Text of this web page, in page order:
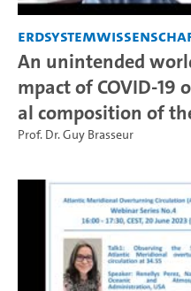
An unintended
mpact of COVID-19
al composition of
Prof. Dr. Guy Brasseur